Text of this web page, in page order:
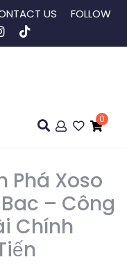
US
FOLLOW
0
Phá Xoso
– Công
Chính